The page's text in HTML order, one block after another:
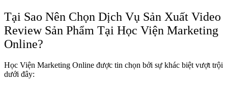
Tại Sao Nên Chọn Dịch Vụ Sản Xuất Video
Review Sản Phẩm Tại Học Viện Marketing
Online?
Học Viện Marketing Online được tin chọn bởi sự khác biệt vượt trội
dưới đây: